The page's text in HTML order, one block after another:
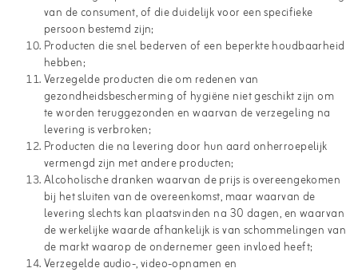
van de consument, of die duidelijk voor een specifieke
persoon bestemd zijn;
Producten die snel bederven of een beperkte houdbaarheid
hebben;
Verzegelde producten die om redenen van
gezondheidsbescherming of hygiëne niet geschikt zijn om
te worden teruggezonden en waarvan de verzegeling na
levering is verbroken;
Producten die na levering door hun aard onherroepelijk
vermengd zijn met andere producten;
Alcoholische dranken waarvan de prijs is overeengekomen
bij het sluiten van de overeenkomst, maar waarvan de
levering slechts kan plaatsvinden na 30 dagen, en waarvan
de werkelijke waarde afhankelijk is van schommelingen van
de markt waarop de ondernemer geen invloed heeft;
Verzegelde audio-, video-opnamen en